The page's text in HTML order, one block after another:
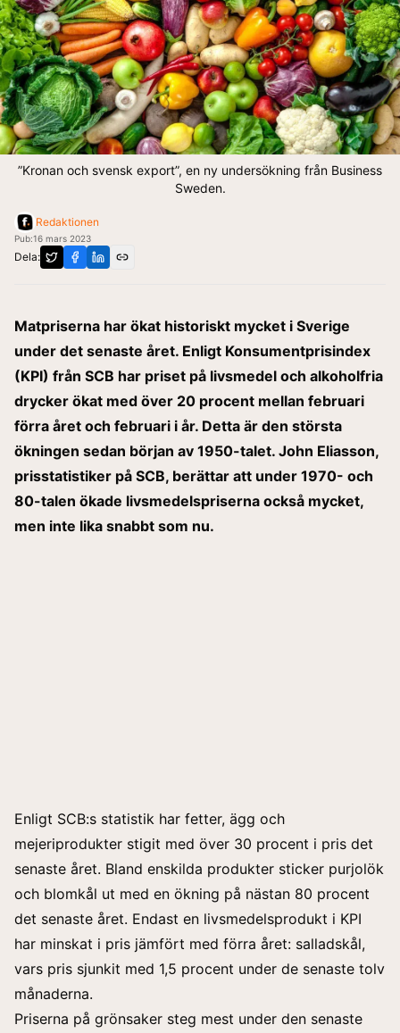
”Kronan och svensk export”, en ny undersökning från Business
Sweden.
Redaktionen
Pub:16 mars 2023
Dela:
Matpriserna har ökat historiskt mycket i Sverige
under det senaste året. Enligt Konsumentprisindex
(KPI) från SCB har priset på livsmedel och alkoholfria
drycker ökat med över 20 procent mellan februari
förra året och februari i år. Detta är den största
ökningen sedan början av 1950-talet. John Eliasson,
prisstatistiker på SCB, berättar att under 1970- och
80-talen ökade livsmedelspriserna också mycket,
men inte lika snabbt som nu.
Enligt SCB:s statistik har fetter, ägg och
mejeriprodukter stigit med över 30 procent i pris det
senaste året. Bland enskilda produkter sticker purjolök
och blomkål ut med en ökning på nästan 80 procent
det senaste året. Endast en livsmedelsprodukt i KPI
har minskat i pris jämfört med förra året: salladskål,
vars pris sjunkit med 1,5 procent under de senaste tolv
månaderna.
Priserna på grönsaker steg mest under den senaste